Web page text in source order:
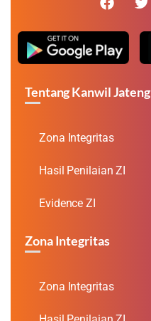
Tentang Kanwil Jateng
Zona Integritas
Hasil Penilaian ZI
Evidence ZI
Zona Integritas
Zona Integritas